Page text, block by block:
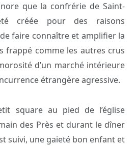
que la confrérie de Saint-
créée pour des raisons
faire connaître et amplifier la
frappé comme les autres crus
d’un marché intérieure
étrangère agressive.
square au pied de l’église
des Près et durant le dîner
suivi, une gaieté bon enfant et